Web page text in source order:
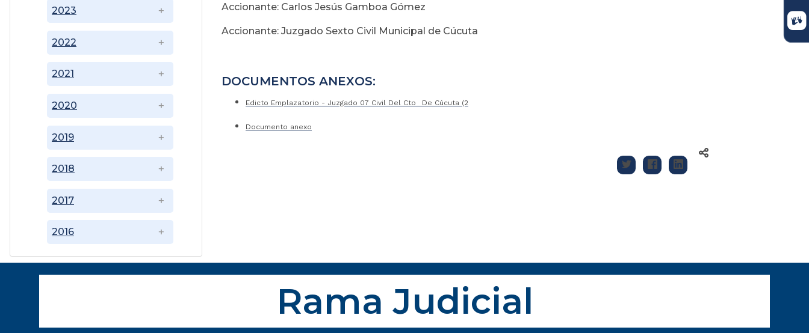
2016
2017
2018
2019
2020
2021
2022
2023 Accionante: Carlos Jesús Gamboa Gómez
Accionante: Juzgado Sexto Civil Municipal de Cúcuta
DOCUMENTOS ANEXOS:
Edicto Emplazatorio - Juzgado 07 Civil Del Cto De Cúcuta (2
Documento anexo
Rama Judicial